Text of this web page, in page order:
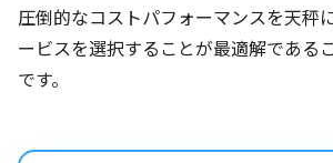
圧倒的なコストパフォーマンスを天秤
ービスを選択することが最適解である
です。